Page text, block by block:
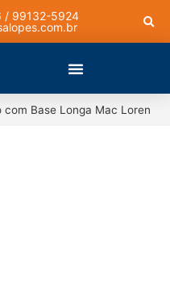
/ 99132-5924
com Base Longa Mac Loren